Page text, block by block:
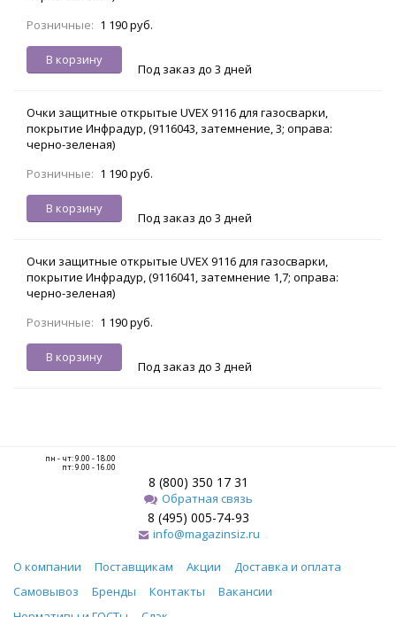
Розничные: 1 190 руб.
В корзину
Под заказ до 3 дней
Очки защитные открытые UVEX 9116 для газосварки,
покрытие Инфрадур, (9116043, затемнение, 3; оправа:
черно-зеленая)
Розничные: 1 190 руб.
В корзину
Под заказ до 3 дней
Очки защитные открытые UVEX 9116 для газосварки,
покрытие Инфрадур, (9116041, затемнение 1,7; оправа:
черно-зеленая)
Розничные: 1 190 руб.
В корзину
Под заказ до 3 дней
пн - чт: 9.00 - 18.00
пт: 9.00 - 16.00
8 (800) 350 17 31
Обратная связь
8 (495) 005-74-93
info@magazinsiz.ru
О компании Поставщикам Акции
Доставка и оплата
Самовывоз
Бренды Контакты
Вакансии